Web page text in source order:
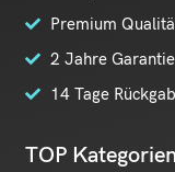
Premium
2 Jahre Garantie
14 Tage
TOP Kategorien